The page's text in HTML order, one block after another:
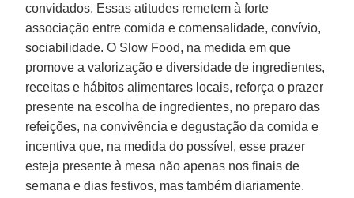
convidados. Essas atitudes remetem à forte
associação entre comida e comensalidade, convívio,
sociabilidade. O Slow Food, na medida em que
promove a valorização e diversidade de ingredientes,
receitas e hábitos alimentares locais, reforça o prazer
presente na escolha de ingredientes, no preparo das
refeições, na convivência e degustação da comida e
incentiva que, na medida do possível, esse prazer
esteja presente à mesa não apenas nos finais de
semana e dias festivos, mas também diariamente.